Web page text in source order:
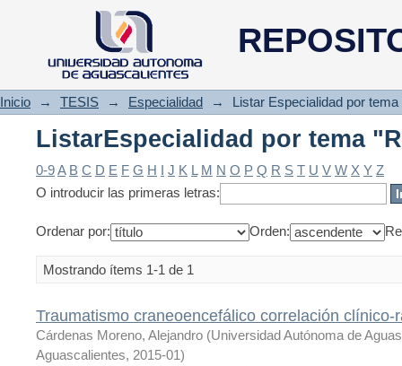
ListarEspecialidad por tema
Inicio → TESIS → Especialidad → Listar Especialidad por tema
ListarEspecialidad por tema
0-9A B C D E F G H I J K L M N O P Q R S T U V W X Y Z
O introducir las primeras letras:
Ordenar por: Orden:
Mostrando ítems 1-1 de 1
Traumatismo craneoencefálico correlación clínico-
Cárdenas Moreno, Alejandro (Universidad Autónoma de
Aguascalientes, 2015-01)